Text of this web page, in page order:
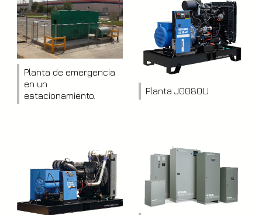
Planta de emergencia
en un
estacionamiento.
Planta J0080U